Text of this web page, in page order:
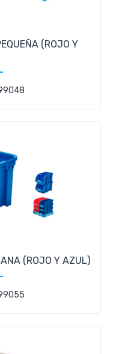
(ROJO Y
(ROJO Y AZUL)